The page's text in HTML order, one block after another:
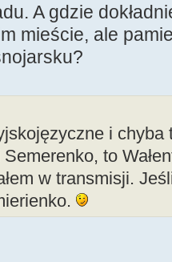
A gdzie
mieście, ale
i
to
w transmisji.